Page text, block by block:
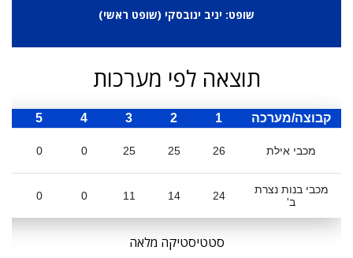
שופט: יניב ינובסקי (שופט ראשי)
תוצאה לפי מערכות
קבוצה/מערכה 1
2
3
4
5
מכבי אילת 26
25
25
0
0
מכבי בנות נצרת
ב'
24
14
11
0
0
סטטיסטיקה מלאה